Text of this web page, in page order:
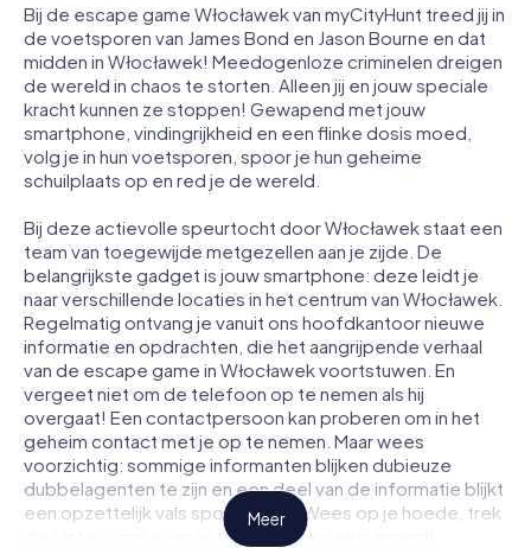
Bij de escape game Włocławek van myCityHunt treed jij in
de voetsporen van James Bond en Jason Bourne en dat
midden in Włocławek! Meedogenloze criminelen dreigen
de wereld in chaos te storten. Alleen jij en jouw speciale
kracht kunnen ze stoppen! Gewapend met jouw
smartphone, vindingrijkheid en een flinke dosis moed,
volg je in hun voetsporen, spoor je hun geheime
schuilplaats op en red je de wereld.
Bij deze actievolle speurtocht door Włocławek staat een
team van toegewijde metgezellen aan je zijde. De
belangrijkste gadget is jouw smartphone: deze leidt je
naar verschillende locaties in het centrum van Włocławek.
Regelmatig ontvang je vanuit ons hoofdkantoor nieuwe
informatie en opdrachten, die het aangrijpende verhaal
van de escape game in Włocławek voortstuwen. En
vergeet niet om de telefoon op te nemen als hij
overgaat! Een contactpersoon kan proberen om in het
geheim contact met je op te nemen. Maar wees
voorzichtig: sommige informanten blijken dubieuze
dubbelagenten te zijn en een deel van de informatie blijkt
een opzettelijk vals spoor te zijn. Wees op je hoede, trek
de juiste conclusies en vooral: vertrouw niemand!
Meer